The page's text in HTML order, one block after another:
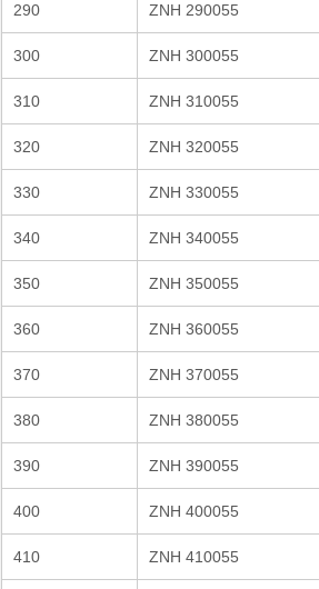
290 ZNH 290055
300 ZNH 300055
310 ZNH 310055
320 ZNH 320055
330 ZNH 330055
340 ZNH 340055
350 ZNH 350055
360 ZNH 360055
370 ZNH 370055
380 ZNH 380055
390 ZNH 390055
400 ZNH 400055
410 ZNH 410055